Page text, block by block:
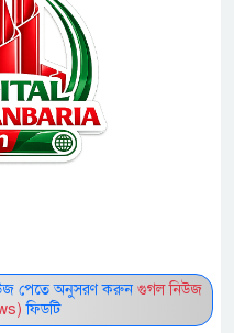
পেতে অনুসরণ করুন গুগল নিউজ
ফিডটি